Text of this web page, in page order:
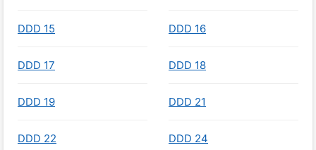
DDD 15 DDD 16
DDD 17 DDD 18
DDD 19 DDD 21
DDD 22 DDD 24